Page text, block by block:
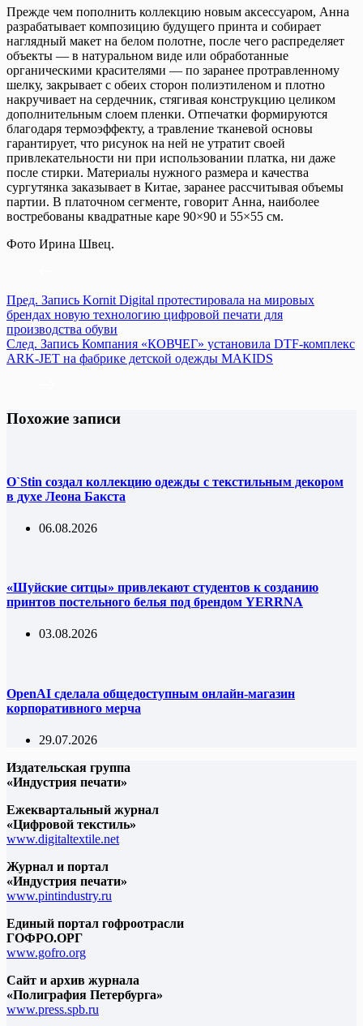
Прежде чем пополнить коллекцию новым аксессуаром, Анна
разрабатывает композицию будущего принта и собирает
наглядный макет на белом полотне, после чего распределяет
объекты — в натуральном виде или обработанные
органическими красителями — по заранее протравленному
шелку, закрывает с обеих сторон полиэтиленом и плотно
накручивает на сердечник, стягивая конструкцию целиком
дополнительным слоем пленки. Отпечатки формируются
благодаря термоэффекту, а травление тканевой основы
гарантирует, что рисунок на ней не утратит своей
привлекательности ни при использовании платка, ни даже
после стирки. Материалы нужного размера и качества
сургутянка заказывает в Китае, заранее рассчитывая объемы
партии. В платочном сегменте, говорит Анна, наиболее
востребованы квадратные каре 90×90 и 55×55 см.
Фото Ирина Швец.
Пред. Запись Kornit Digital протестировала на мировых
брендах новую технологию цифровой печати для
производства обуви
След. Запись Компания «КОВЧЕГ» установила DTF-комплекс
ARK-JET на фабрике детской одежды MAKIDS
Похожие записи
O`Stin создал коллекцию одежды с текстильным декором
в духе Леона Бакста
06.08.2026
«Шуйские ситцы» привлекают студентов к созданию
принтов постельного белья под брендом YERRNA
03.08.2026
OpenAI сделала общедоступным онлайн-магазин
корпоративного мерча
29.07.2026
Издательская группа
«Индустрия печати»
Ежеквартальный журнал
«Цифровой текстиль»
www.digitaltextile.net
Журнал и портал
«Индустрия печати»
www.pintindustry.ru
Единый портал гофроотрасли
ГОФРО.ОРГ
www.gofro.org
Сайт и архив журнала
«Полиграфия Петербурга»
www.press.spb.ru